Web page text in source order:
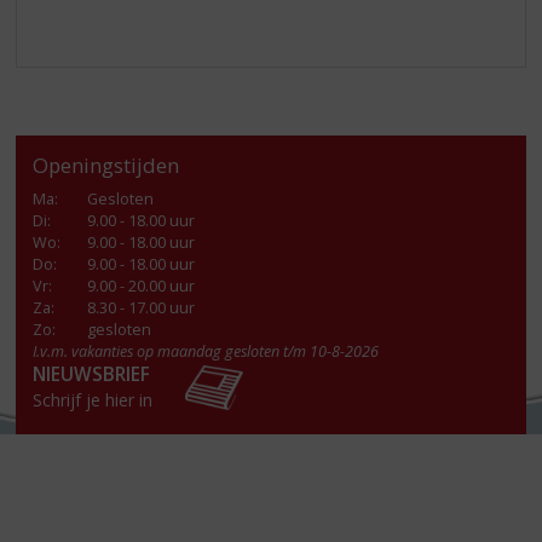
Openingstijden
Ma:
Gesloten
Di:
9.00 - 18.00 uur
Wo:
9.00 - 18.00 uur
Do:
9.00 - 18.00 uur
Vr:
9.00 - 20.00 uur
Za:
8.30 - 17.00 uur
Zo:
gesloten
I.v.m. vakanties op maandag gesloten t/m 10-8-2026
NIEUWSBRIEF
Schrijf je hier in